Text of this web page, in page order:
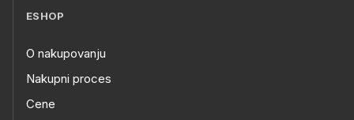
ESHOP
O nakupovanju
Nakupni proces
Cene